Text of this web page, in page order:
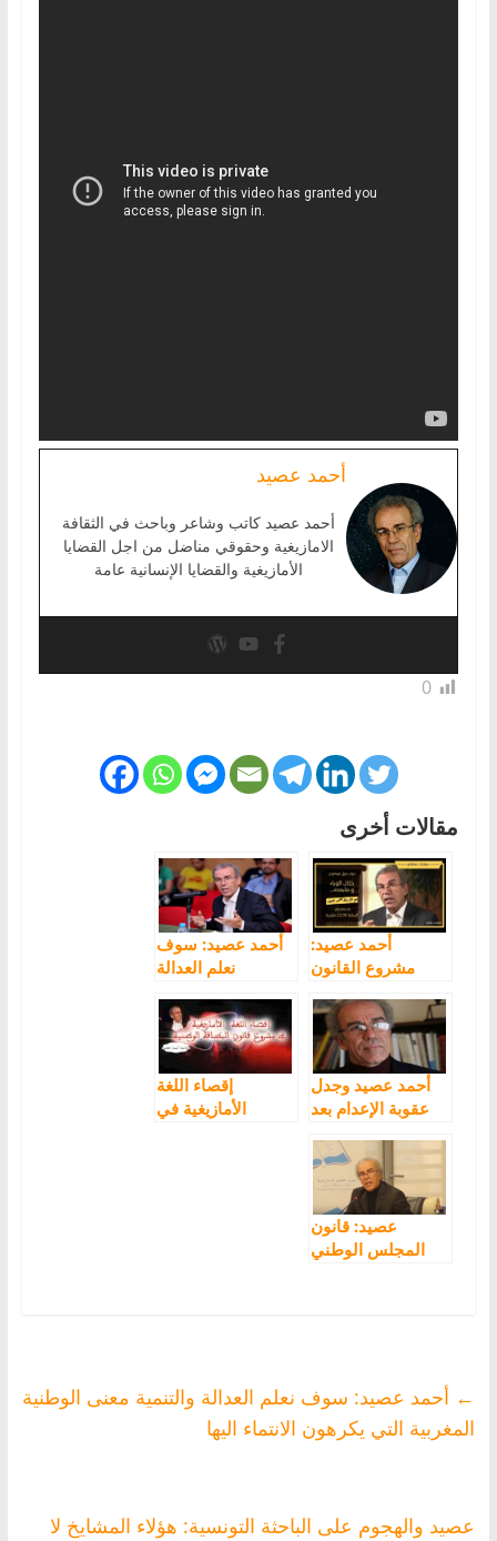
أحمد عصيد
أحمد عصيد كاتب وشاعر وباحث في الثقافة
الامازيغية وحقوقي مناضل من اجل القضايا
الأمازيغية والقضايا الإنسانية عامة
0
مقالات أخرى
أحمد عصيد:
مشروع القانون
للدستور وهدفه
الحجر على حق
المغاربة في
الاحتجاج
أحمد عصيد: سوف
نعلم العدالة
الوطنية المغربية
التي يكرهون
الانتماء اليها
أحمد عصيد وجدل
عقوبة الإعدام بعد
ضحيتها الطفل
عدنان
إقصاء اللغة
الأمازيغية في
عصيد: قانون
المجلس الوطني
← أحمد عصيد: سوف نعلم العدالة والتنمية معنى الوطنية
المغربية التي يكرهون الانتماء اليها
عصيد والهجوم على الباحثة التونسية: هؤلاء المشايخ لا